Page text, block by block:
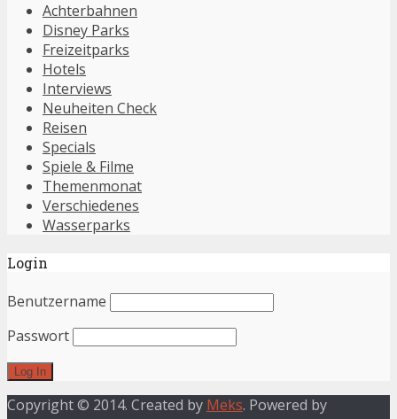
Achterbahnen
Disney Parks
Freizeitparks
Hotels
Interviews
Neuheiten Check
Reisen
Specials
Spiele & Filme
Themenmonat
Verschiedenes
Wasserparks
Login
Benutzername
Passwort
Copyright © 2014. Created by Meks. Powered by